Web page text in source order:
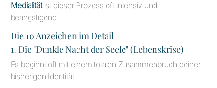
Medialitätist dieser Prozess oft intensiv und
beängstigend.
Die 10 Anzeichen im Detail
1. Die "Dunkle Nacht der Seele" (Lebenskrise)
Es beginnt oft mit einem totalen Zusammenbruch deiner
bisherigen Identität.